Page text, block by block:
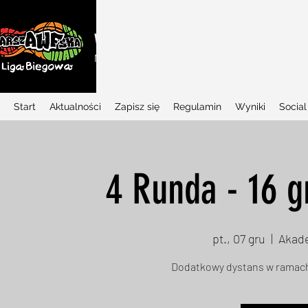
WARSZAWSKA LIGA BIEGOWA
Najlepszy w Polsce projekt biegowy dla
Start Aktualności Zapisz się Regulamin Wyniki
4 Runda - 16
pt., 07 gru
  |
Dodatkowy dystans w